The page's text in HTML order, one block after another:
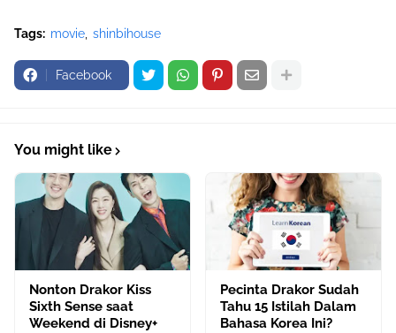
Tags: movie shinbihouse
Facebook
You might like
Nonton Drakor Kiss
Sixth Sense saat
Weekend di Disney+
Pecinta Drakor Sudah
Tahu 15 Istilah Dalam
Bahasa Korea Ini?